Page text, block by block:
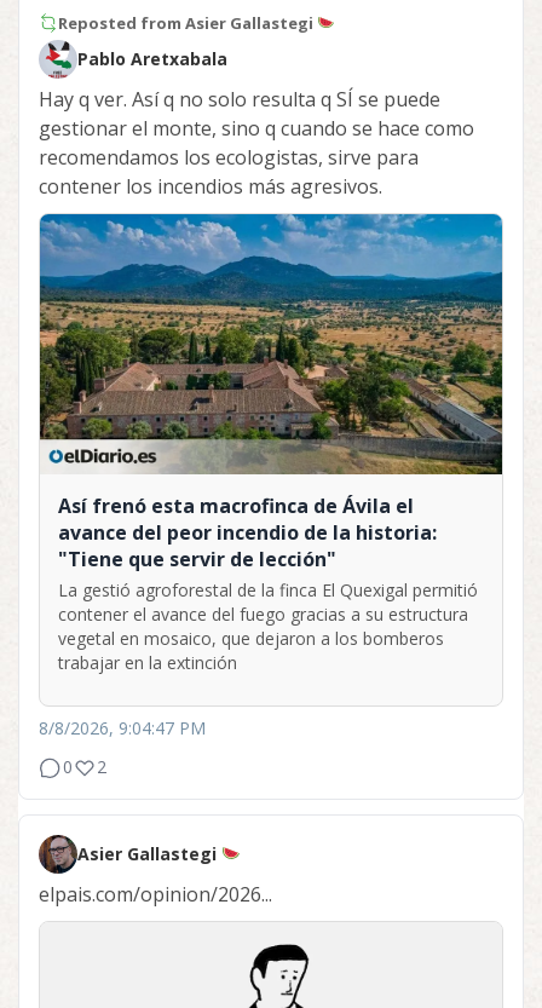
Reposted from Asier Gallastegi
Pablo Aretxabala
Hay q ver. Así q no solo resulta q SÍ se puede
gestionar el monte, sino q cuando se hace como
recomendamos los ecologistas, sirve para
contener los incendios más agresivos.
Así frenó esta macrofinca de Ávila el
avance del peor incendio de la historia:
"Tiene que servir de lección"
La gestió agroforestal de la finca El Quexigal permitió
contener el avance del fuego gracias a su estructura
vegetal en mosaico, que dejaron a los bomberos
trabajar en la extinción
8/8/2026, 9:04:47 PM
0
2
Asier Gallastegi
elpais.com/opinion/2026...